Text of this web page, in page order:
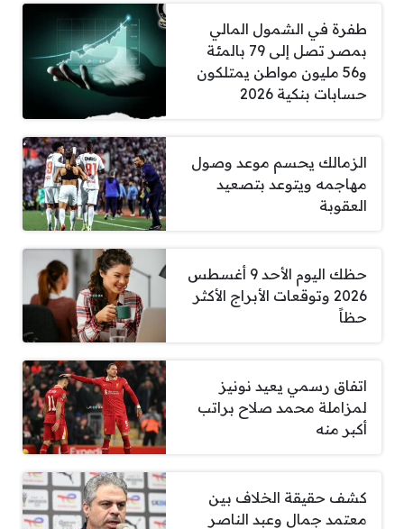
طفرة في الشمول المالي
بمصر تصل إلى 79 بالمئة
و56 مليون مواطن يمتلكون
حسابات بنكية 2026
الزمالك يحسم موعد وصول
مهاجمه ويتوعد بتصعيد
العقوبة
حظك اليوم الأحد 9 أغسطس
2026 وتوقعات الأبراج الأكثر
حظاً
اتفاق رسمي يعيد نونيز
لمزاملة محمد صلاح براتب
أكبر منه
كشف حقيقة الخلاف بين
معتمد جمال وعبد الناصر